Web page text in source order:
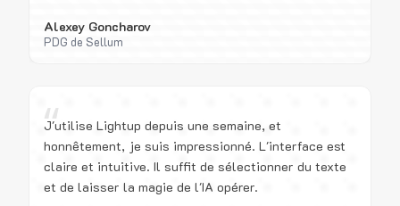
Alexey Goncharov
PDG de Sellum
“
J'utilise Lightup depuis une semaine, et
honnêtement, je suis impressionné. L'interface est
claire et intuitive. Il suffit de sélectionner du texte
et de laisser la magie de l'IA opérer.